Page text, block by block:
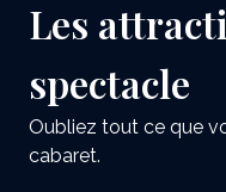
Les
spectacle
Oubliez tout ce que
cabaret.